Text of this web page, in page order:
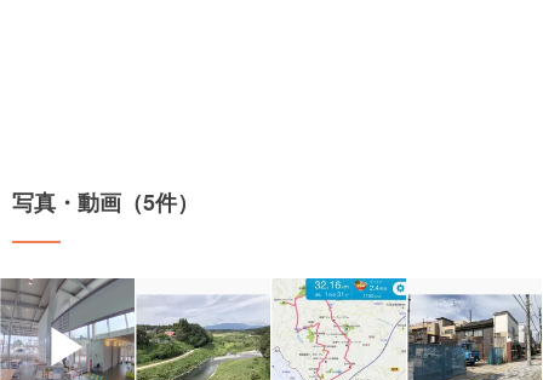
写真・動画（5件）
▶